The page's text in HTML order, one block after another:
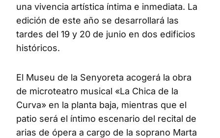
una vivencia artística íntima e inmediata. La
edición de este año se desarrollará las
tardes del 19 y 20 de junio en dos edificios
históricos.
El Museu de la Senyoreta acogerá la obra
de microteatro musical «La Chica de la
Curva» en la planta baja, mientras que el
patio será el íntimo escenario del recital de
arias de ópera a cargo de la soprano Marta